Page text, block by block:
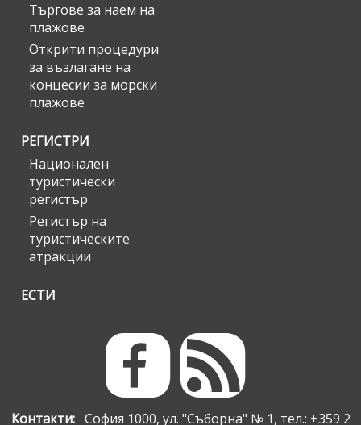
Търгове за наем на
плажове
Открити процедури
за възлагане на
концесии за морски
плажове
РЕГИСТРИ
Национален
туристически
регистър
Регистър на
туристическите
атракции
ЕСТИ
Контакти:София 1000, ул. "Съборна" № 1, тел.: +359 2